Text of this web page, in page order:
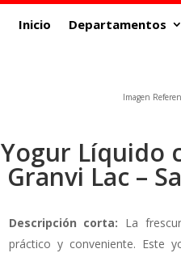
Inicio Departamentos
Imagen
Yogur Líquido
Granvi Lac –
Descripción corta: La
práctico y conveniente. Este